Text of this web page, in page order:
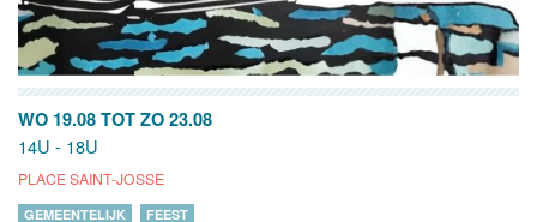
WO 19.08 TOT ZO 23.08
14U - 18U
PLACE SAINT-JOSSE
GEMEENTELIJK FEEST